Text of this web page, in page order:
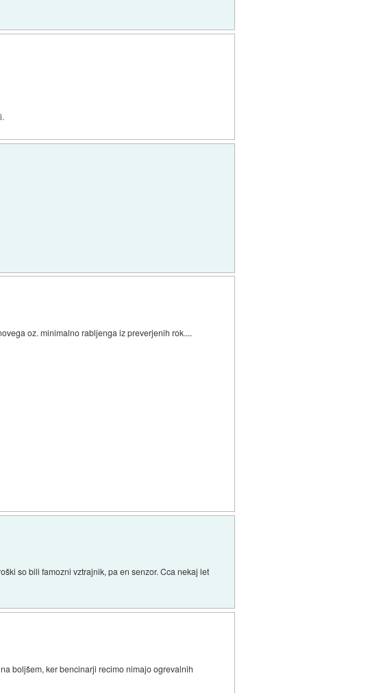
oz. minimalno rabljenga iz preverjenih rok....
so bili famozni vztrajnik, pa en senzor. Cca nekaj let
boljšem, ker bencinarji recimo nimajo ogrevalnih